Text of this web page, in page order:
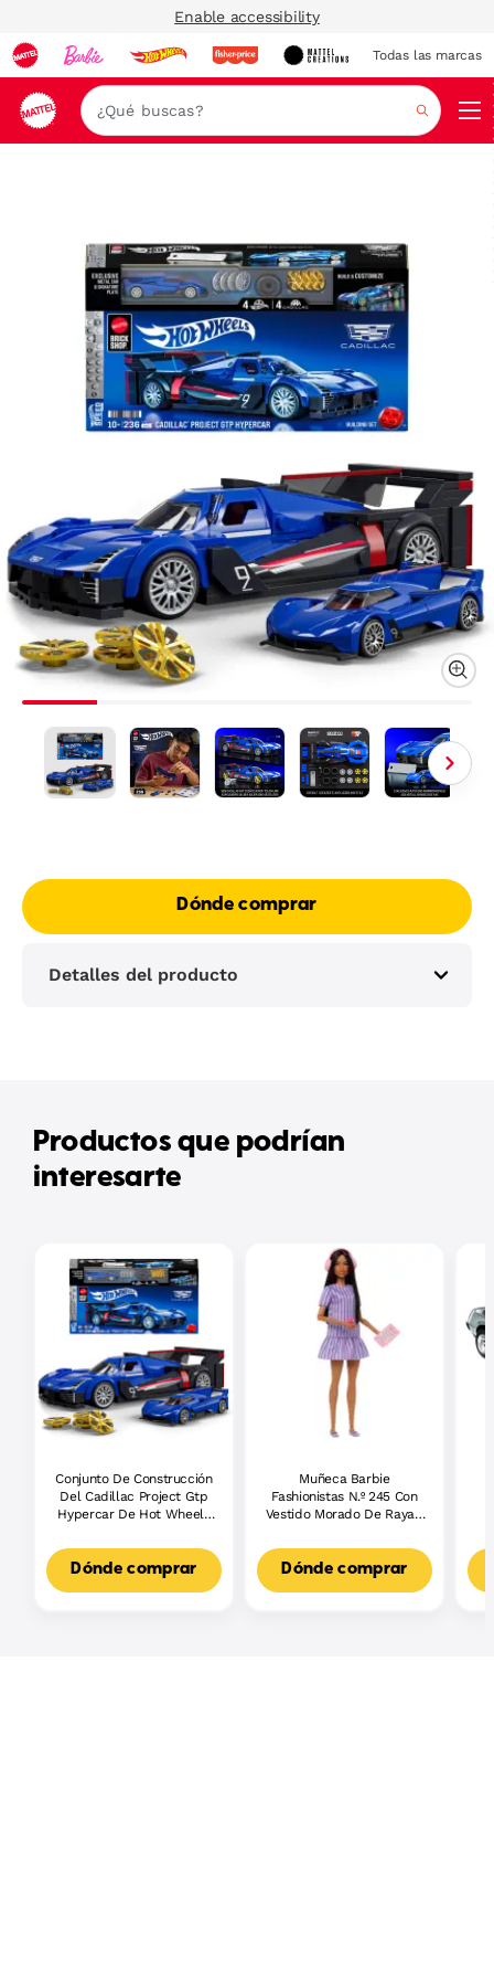
Enable accessibility
Todas las marcas
Buscar
Dónde comprar
Detalles del producto
Productos que podrían
interesarte
Conjunto De Construcción
Del Cadillac Project Gtp
Hypercar De Hot Wheels
(236Piezas) Para
Coleccionistas
Dónde comprar
Muñeca Barbie
Fashionistas N.º 245 Con
Vestido Morado De Rayas,
Con Accesorios
Dónde comprar